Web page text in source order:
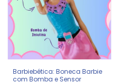
Barbiebética: Boneca Barbie
com Bomba e Sensor